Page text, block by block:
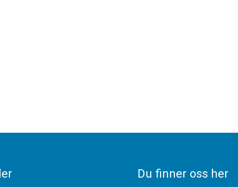
Du finner oss her